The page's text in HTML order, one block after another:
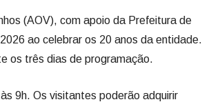
(AOV), com apoio da Prefeitura de
ao celebrar os 20 anos da entidade.
os três dias de programação.
9h. Os visitantes poderão adquirir